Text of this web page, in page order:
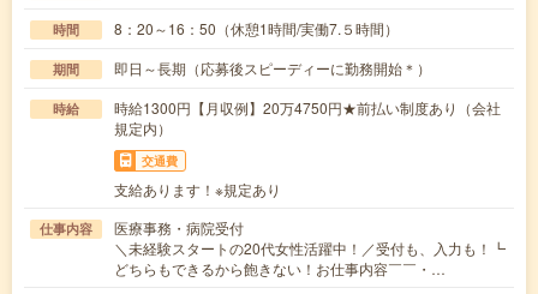
時間 8：20～16：50（休憩1時間/実働7.５時間）
期間 即日～長期（応募後スピーディーに勤務開始＊）
時給
時給1300円【月収例】20万4750円★前払い制度あり（会社
規定内）
交通費
支給あります！※規定あり
仕事内容
医療事務・病院受付
＼未経験スタートの20代女性活躍中！／受付も、入力も！┗
どちらもできるから飽きない！お仕事内容￣￣・…